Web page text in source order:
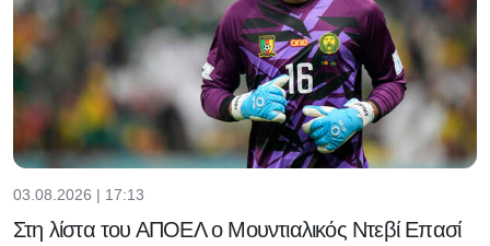
03.08.2026 | 17:13
Στη λίστα του ΑΠΟΕΛ ο Μουντιαλικός Ντεβί Επασί